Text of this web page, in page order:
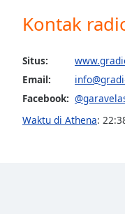
selected
subtitles
settings
opens
subtitles
Kontak
Situs:
Email:
Facebook:
Waktu di Athena: